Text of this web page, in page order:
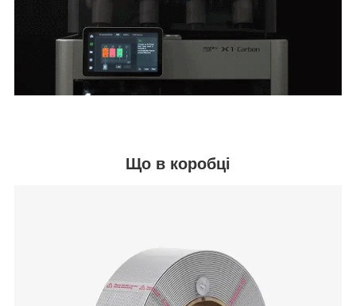
Що в коробці